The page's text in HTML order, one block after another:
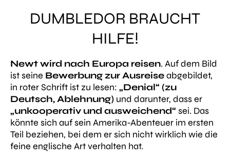
DUMBLEDOR BRAUCHT
HILFE!
Newt wird nach Europa reisen. Auf dem Bild
ist seine Bewerbung zur Ausreiseabgebildet,
in roter Schrift ist zu lesen: „Denial“ (zu
Deutsch, Ablehnung) und darunter, dass er
„unkooperativ und ausweichend“ sei. Das
könnte sich auf sein Amerika-Abenteuer im ersten
Teil beziehen, bei dem er sich nicht wirklich wie die
feine englische Art verhalten hat.